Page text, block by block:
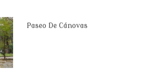
Paseo De Cánovas